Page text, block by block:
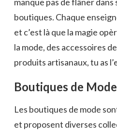
boutiques. Chaque
et c’est là que la magie
la mode, des accessoires
produits artisanaux, tu as
Boutiques de Mode
Les boutiques de mode
et proposent diverses